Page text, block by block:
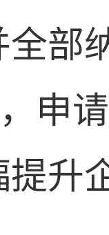
全部
，申
升